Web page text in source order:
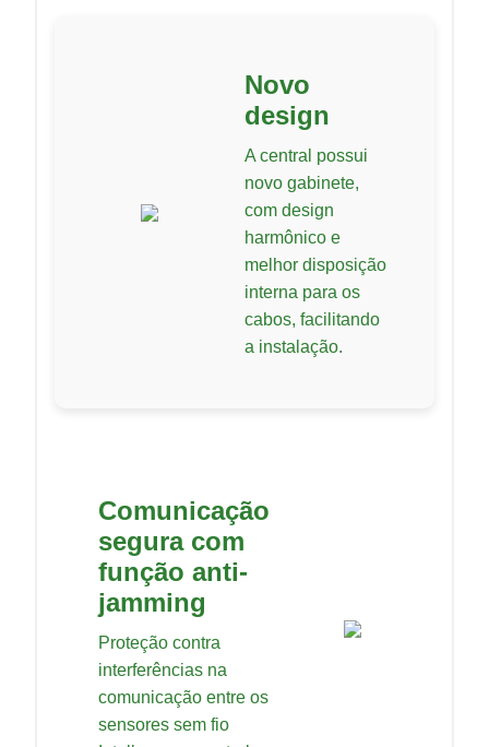
Novo
design
A central possui
novo gabinete,
com design
harmônico e
melhor disposição
interna para os
cabos, facilitando
a instalação.
Comunicação
segura com
função anti-
jamming
Proteção contra
interferências na
comunicação entre os
sensores sem fio